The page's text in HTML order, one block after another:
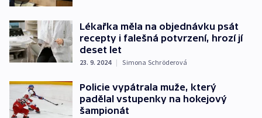
Lékařka měla na objednávku psát
recepty i falešná potvrzení, hrozí jí
deset let
23. 9. 2024 | Simona Schröderová
Policie vypátrala muže, který
padělal vstupenky na hokejový
šampionát